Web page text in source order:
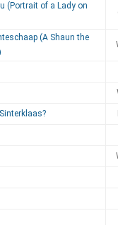
(Portrait of a Lady on
(A Shaun the